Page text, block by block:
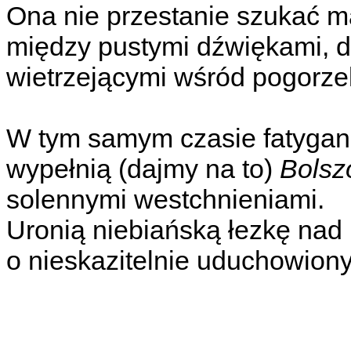
Ona nie przestanie szukać
między pustymi dźwiękami,
wietrzejącymi wśród
W tym samym czasie
wypełnią (dajmy na to)
solennymi westchnieniami.
Uronią niebiańską łezkę
o nieskazitelnie